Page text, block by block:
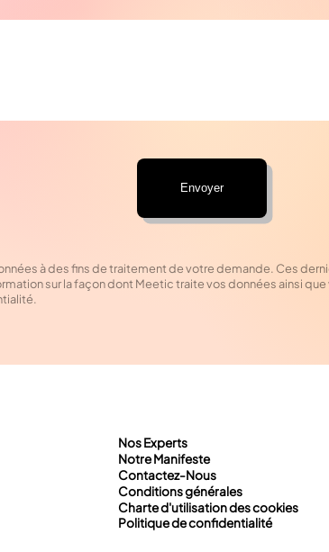
à des fins de traitement de votre demande. Ces
sur la façon dont Meetic traite vos données ainsi
Nos Experts
Notre Manifeste
Contactez-Nous
Conditions générales
Charte d'utilisation des cookies
Politique de confidentialité